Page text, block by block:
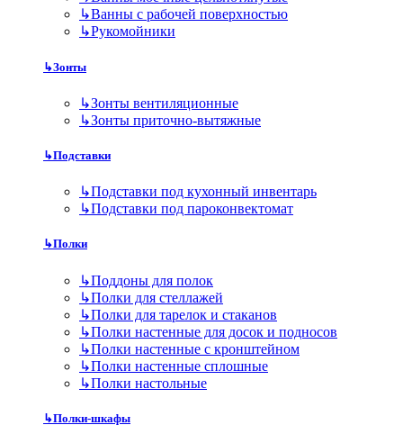
↳Ванны с рабочей поверхностью
↳Рукомойники
↳Зонты
↳Зонты вентиляционные
↳Зонты приточно-вытяжные
↳Подставки
↳Подставки под кухонный инвентарь
↳Подставки под пароконвектомат
↳Полки
↳Поддоны для полок
↳Полки для стеллажей
↳Полки для тарелок и стаканов
↳Полки настенные для досок и подносов
↳Полки настенные с кронштейном
↳Полки настенные сплошные
↳Полки настольные
↳Полки-шкафы